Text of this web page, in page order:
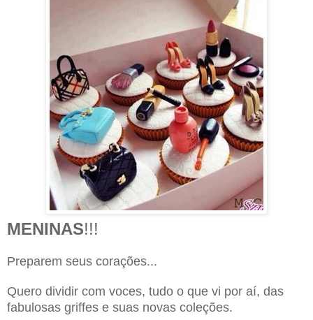
MENINAS!!!
Preparem seus corações...
Quero dividir com voces, tudo o que vi por aí, das
fabulosas griffes e suas novas coleções.